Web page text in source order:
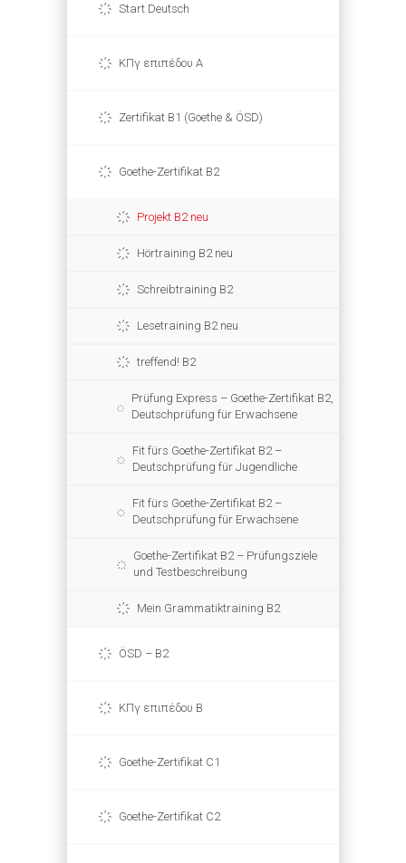
Start Deutsch
ΚΠγ επιπέδου Α
Zertifikat B1 (Goethe & ÖSD)
Goethe-Zertifikat B2
Projekt B2 neu
Hörtraining B2 neu
Schreibtraining B2
Lesetraining B2 neu
treffend! B2
Prüfung Express – Goethe-Zertifikat B2,
Deutschprüfung für Erwachsene
Fit fürs Goethe-Zertifikat B2 –
Deutschprüfung für Jugendliche
Fit fürs Goethe-Zertifikat B2 –
Deutschprüfung für Erwachsene
Goethe-Zertifikat B2 – Prüfungsziele
und Testbeschreibung
Mein Grammatiktraining B2
ÖSD – B2
ΚΠγ επιπέδου Β
Goethe-Zertifikat C1
Goethe-Zertifikat C2